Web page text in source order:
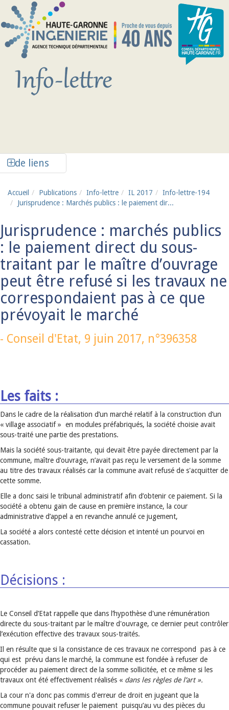
Aller au contenu principal
de liens
Accueil Publications Info-lettre IL 2017
Info-lettre-194
Jurisprudence : Marchés publics : le paiement dir...
Jurisprudence : marchés publics
: le paiement direct du sous-
traitant par le maître d’ouvrage
peut être refusé si les travaux ne
correspondaient pas à ce que
prévoyait le marché
- Conseil d'Etat, 9 juin 2017, n°396358
Les faits :
Dans le cadre de la réalisation d’un marché relatif à la construction d’un
« village associatif » en modules préfabriqués, la société choisie avait
sous-traité une partie des prestations.
Mais la société sous-traitante, qui devait être payée directement par la
commune, maître d’ouvrage, n’avait pas reçu le versement de la somme
au titre des travaux réalisés car la commune avait refusé de s'acquitter de
cette somme.
Elle a donc saisi le tribunal administratif afin d’obtenir ce paiement. Si la
société a obtenu gain de cause en première instance, la cour
administrative d’appel a en revanche annulé ce jugement,
La société a alors contesté cette décision et intenté un pourvoi en
cassation.
Décisions :
Le Conseil d’Etat rappelle que dans l’hypothèse d'une rémunération
directe du sous-traitant par le maître d'ouvrage, ce dernier peut contrôler
l’exécution effective des travaux sous-traités.
Il en résulte que si la consistance de ces travaux ne correspond pas à ce
qui est prévu dans le marché, la commune est fondée à refuser de
procéder au paiement direct de la somme sollicitée, et ce même si les
travaux ont été effectivement réalisés « dans les règles de l’art ».
La cour n'a donc pas commis d'erreur de droit en jugeant que la
commune pouvait refuser le paiement puisqu’au vu des pièces du